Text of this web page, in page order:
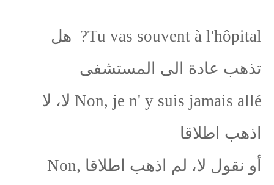
Tu vas souvent à l'hôpital? هل
تذهب عادة الى المستشفى
Non, je n' y suis jamais allé لا، لا
اذهب اطلاقا
أو نقول لا، لم اذهب اطلاقا Non,